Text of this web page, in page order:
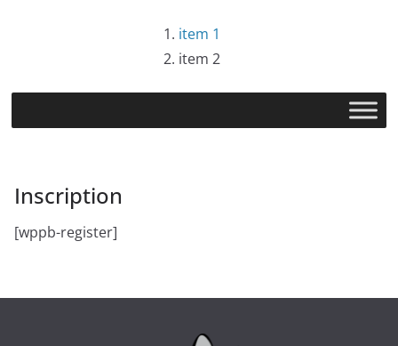
item 1
item 2
Inscription
[wppb-register]